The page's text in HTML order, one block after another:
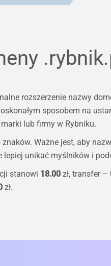
rozszerzenie nazwy
sposobem na
lub firmy w Rybniku.
Ważne jest, aby
lepiej unikać myślników i
stanowi 18.00zł, transfer –
zł.